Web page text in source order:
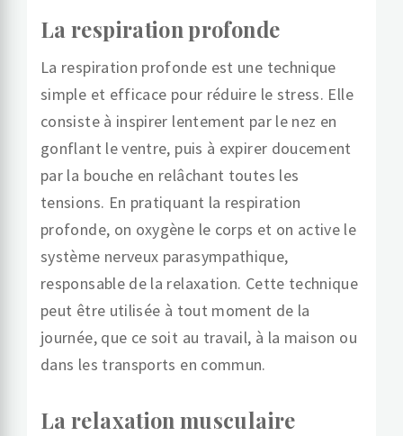
La respiration profonde
La respiration profonde est une technique
simple et efficace pour réduire le stress. Elle
consiste à inspirer lentement par le nez en
gonflant le ventre, puis à expirer doucement
par la bouche en relâchant toutes les
tensions. En pratiquant la respiration
profonde, on oxygène le corps et on active le
système nerveux parasympathique,
responsable de la relaxation. Cette technique
peut être utilisée à tout moment de la
journée, que ce soit au travail, à la maison ou
dans les transports en commun.
La relaxation musculaire